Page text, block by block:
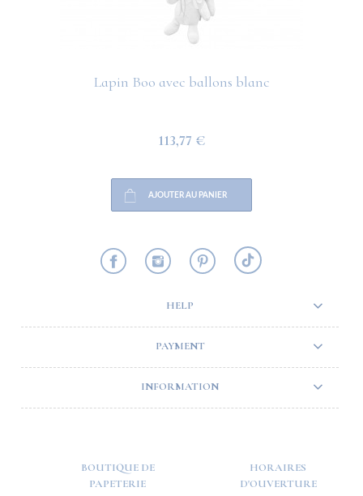
Lapin Boo avec ballons blanc
113,77 €
AJOUTER AU PANIER
HELP
PAYMENT
INFORMATION
BOUTIQUE DE
PAPETERIE
HORAIRES
D'OUVERTURE